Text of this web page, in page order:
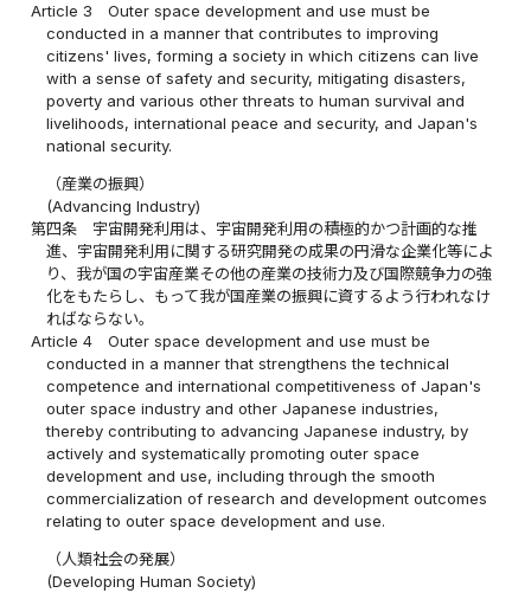
Article 3
Outer space development and use must be
conducted in a manner that contributes to improving
citizens' lives, forming a society in which citizens can live
with a sense of safety and security, mitigating disasters,
poverty and various other threats to human survival and
livelihoods, international peace and security, and Japan's
national security.
（産業の振興）
(Advancing Industry)
第四条
宇宙開発利用は、宇宙開発利用の積極的かつ計画的な推
進、宇宙開発利用に関する研究開発の成果の円滑な企業化等によ
り、我が国の宇宙産業その他の産業の技術力及び国際競争力の強
化をもたらし、もって我が国産業の振興に資するよう行われなけ
ればならない。
Article 4
Outer space development and use must be
conducted in a manner that strengthens the technical
competence and international competitiveness of Japan's
outer space industry and other Japanese industries,
thereby contributing to advancing Japanese industry, by
actively and systematically promoting outer space
development and use, including through the smooth
commercialization of research and development outcomes
relating to outer space development and use.
（人類社会の発展）
(Developing Human Society)